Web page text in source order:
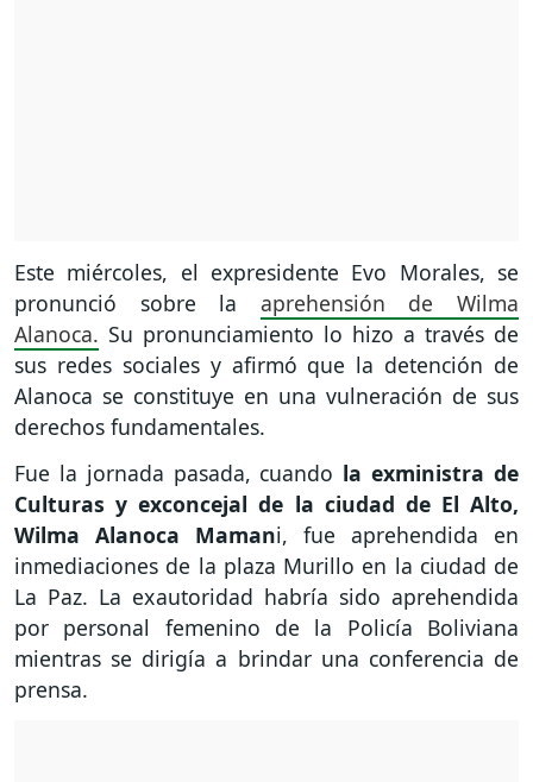
Este miércoles, el expresidente Evo Morales, se
pronunció sobre la aprehensión de Wilma
Alanoca. Su pronunciamiento lo hizo a través de
sus redes sociales y afirmó que la detención de
Alanoca se constituye en una vulneración de sus
derechos fundamentales.
Fue la jornada pasada, cuando la exministra de
Culturas y exconcejal de la ciudad de El Alto,
Wilma Alanoca Mamani, fue aprehendida en
inmediaciones de la plaza Murillo en la ciudad de
La Paz. La exautoridad habría sido aprehendida
por personal femenino de la Policía Boliviana
mientras se dirigía a brindar una conferencia de
prensa.